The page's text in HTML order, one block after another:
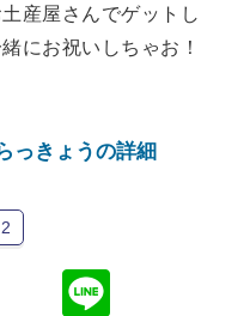
産屋さんでゲットし
にお祝いしちゃお！
っきょうの詳細
2